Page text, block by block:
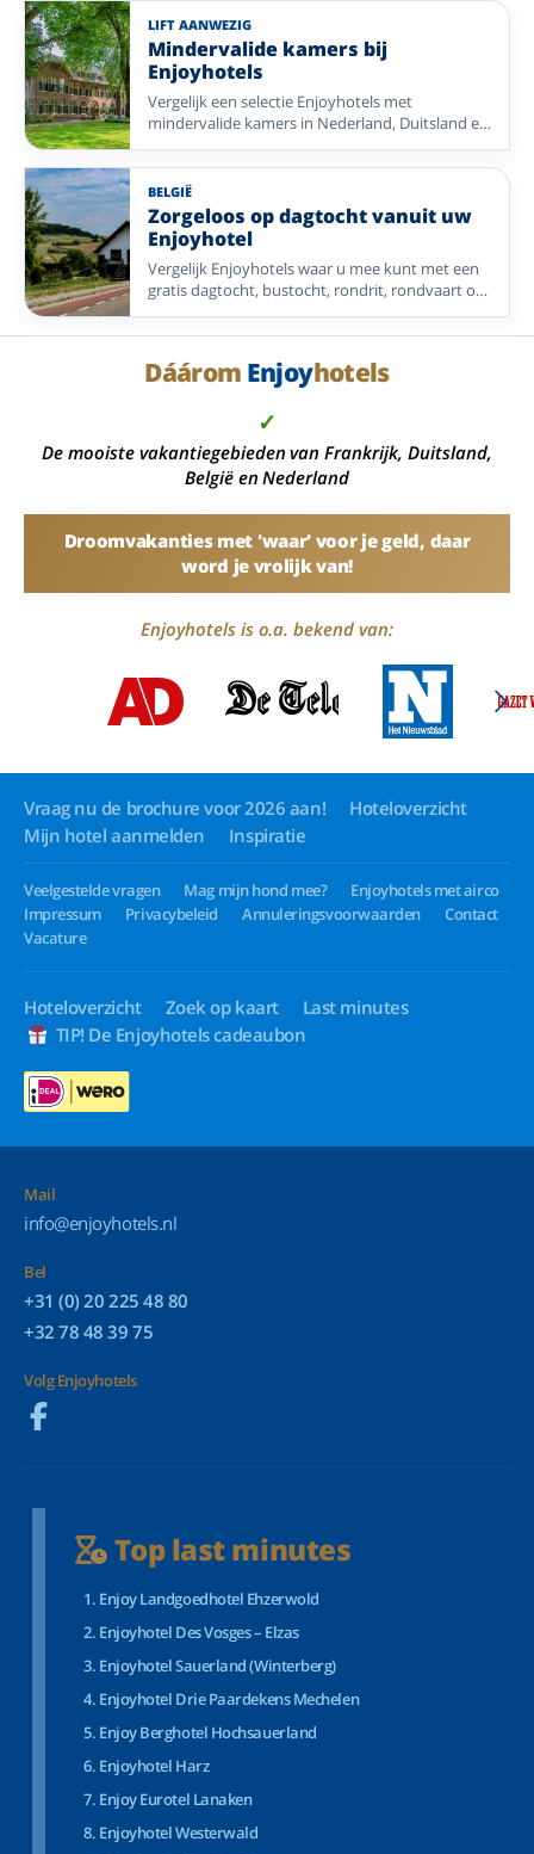
LIFT AANWEZIG
Mindervalide kamers bij
Enjoyhotels
Vergelijk een selectie Enjoyhotels met
mindervalide kamers in Nederland, Duitsland en
Frankrijk. Met aandacht voor lift, begane grond
en scootmobielstalling.
BELGIË
Zorgeloos op dagtocht vanuit uw
Enjoyhotel
Vergelijk Enjoyhotels waar u mee kunt met een
gratis dagtocht, bustocht, rondrit, rondvaart of
andere georganiseerde excursie. Ideaal als u
zonder routeplanning meer van de omgeving
Dáárom Enjoyhotels
✓
De mooiste vakantiegebieden van Frankrijk, Duitsland,
België en Nederland
Droomvakanties met 'waar' voor je geld, daar
word je vrolijk van!
Enjoyhotels is o.a. bekend van:
Vraag nu de brochure voor 2026 aan!
Hoteloverzicht
Mijn hotel aanmelden
Inspiratie
Veelgestelde vragen Mag mijn hond mee?
Enjoyhotels met airco
Impressum
Privacybeleid Annuleringsvoorwaarden
Contact
Vacature
Hoteloverzicht Zoek op kaart
Last minutes
TIP! De Enjoyhotels cadeaubon
Mail
info@enjoyhotels.nl
Bel
+31 (0) 20 225 48 80
+32 78 48 39 75
Volg Enjoyhotels
Top last minutes
Enjoy Landgoedhotel Ehzerwold
Enjoyhotel Des Vosges – Elzas
Enjoyhotel Sauerland (Winterberg)
Enjoyhotel Drie Paardekens Mechelen
Enjoy Berghotel Hochsauerland
Enjoyhotel Harz
Enjoy Eurotel Lanaken
Enjoyhotel Westerwald